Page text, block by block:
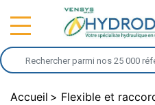
Accueil
Flexible et